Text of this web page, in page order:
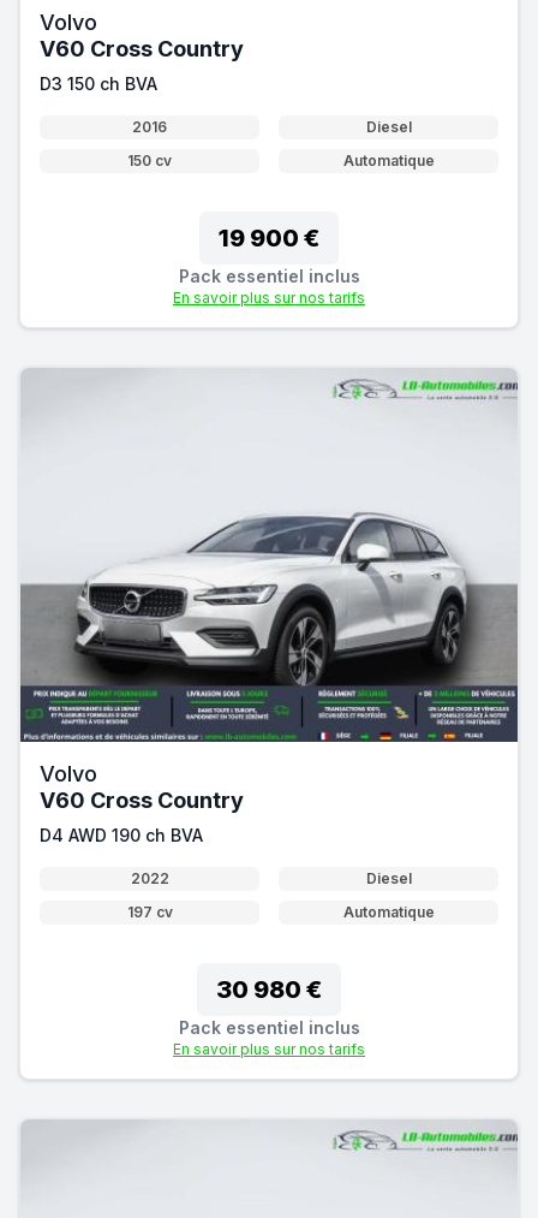
Volvo
V60 Cross Country
D3 150 ch BVA
2016
Diesel
150 cv
Automatique
19 900 €
Pack essentiel inclus
En savoir plus sur nos tarifs
Volvo
V60 Cross Country
D4 AWD 190 ch BVA
2022
Diesel
197 cv
Automatique
30 980 €
Pack essentiel inclus
En savoir plus sur nos tarifs